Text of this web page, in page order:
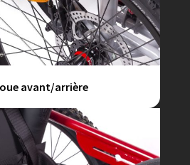
avant/arrière